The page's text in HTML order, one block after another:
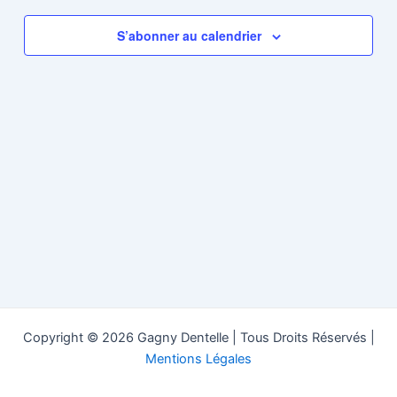
S’abonner au calendrier
Copyright © 2026 Gagny Dentelle | Tous Droits Réservés |
Mentions Légales